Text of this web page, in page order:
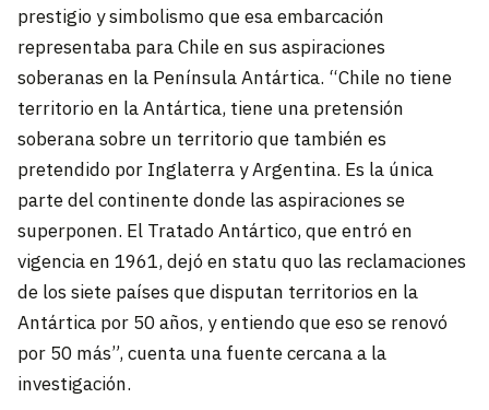
prestigio y simbolismo que esa embarcación
representaba para Chile en sus aspiraciones
soberanas en la Península Antártica. “Chile no tiene
territorio en la Antártica, tiene una pretensión
soberana sobre un territorio que también es
pretendido por Inglaterra y Argentina. Es la única
parte del continente donde las aspiraciones se
superponen. El Tratado Antártico, que entró en
vigencia en 1961, dejó en statu quo las reclamaciones
de los siete países que disputan territorios en la
Antártica por 50 años, y entiendo que eso se renovó
por 50 más”, cuenta una fuente cercana a la
investigación.